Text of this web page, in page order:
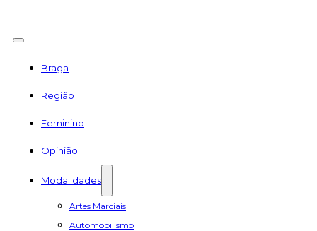
Braga
Região
Feminino
Opinião
Modalidades
Artes Marciais
Automobilismo